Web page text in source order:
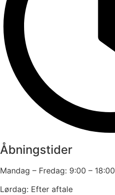
Åbningstider
Mandag – Fredag: 9:00 – 18:00
Lørdag: Efter aftale